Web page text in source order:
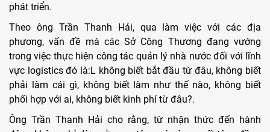
phát triển.
Theo ông Trần Thanh Hải, qua làm việc với các địa
phương, vấn đề mà các Sở Công Thương đang vướng
trong việc thực hiện công tác quản lý nhà nước đối với lĩnh
vực logistics đó là:L không biết bắt đầu từ đâu, không biết
phải làm cái gì, không biết làm như thế nào, không biết
phối hợp với ai, không biết kinh phí từ đâu?.
Ông Trần Thanh Hải cho rằng, từ nhận thức đến hành